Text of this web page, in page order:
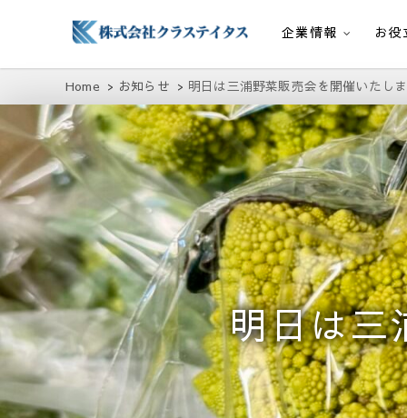
株式会社クラステイタス
企業情報 お役
Home お知らせ 明日は三浦野菜販売会を開催いたし
明日は三